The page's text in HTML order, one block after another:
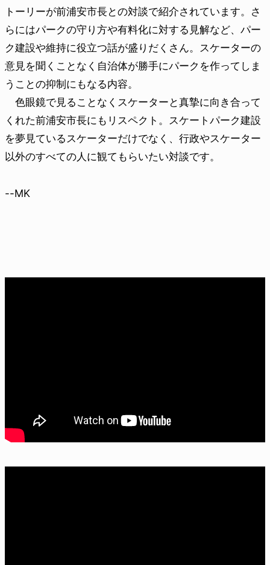
トーリーが前浦安市長との対談で紹介されています。さ
らにはパークの守り方や有料化に対する見解など、パー
ク建設や維持に役立つ話が盛りだくさん。スケーターの
意見を聞くことなく自治体が勝手にパークを作ってしま
うことの抑制にもなる内容。
色眼鏡で見ることなくスケーターと真摯に向き合って
くれた前浦安市長にもリスペクト。スケートパーク建設
を夢見ているスケーターだけでなく、行政やスケーター
以外のすべての人に観てもらいたい対談です。
--MK